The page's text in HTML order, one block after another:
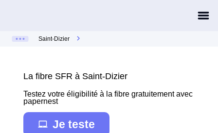
Saint-Dizier
La fibre SFR à Saint-Dizier
Testez votre éligibilité à la fibre gratuitement avec
papernest
Je teste